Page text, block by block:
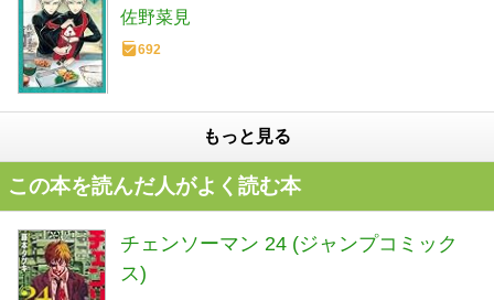
佐野菜見
692
もっと見る
この本を読んだ人がよく読む本
チェンソーマン 24 (ジャンプコミック
ス)